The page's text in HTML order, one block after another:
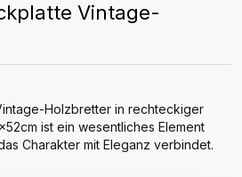
Vintage-
Holzbretter in rechteckiger
ist ein wesentliches Element
Charakter mit Eleganz verbindet.